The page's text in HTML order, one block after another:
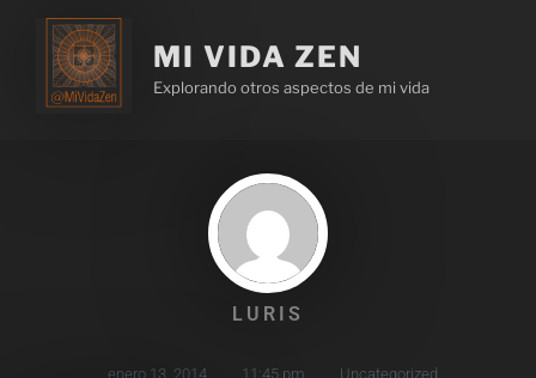
MI VIDA ZEN
Explorando otros aspectos de mi vida
LURIS
enero 13, 2014 11:45 pm Uncategorized